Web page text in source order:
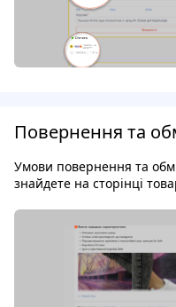
Повернення та
Умови повернення та
знайдете на сторінці